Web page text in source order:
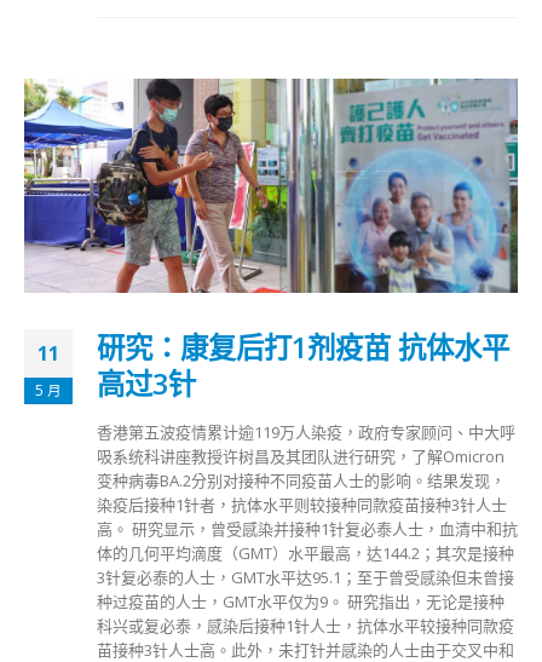
11
5 月
研究：康复后打1剂疫苗 抗体水平
高过3针
香港第五波疫情累计逾119万人染疫，政府专家顾问、中大呼
吸系统科讲座教授许树昌及其团队进行研究，了解Omicron
变种病毒BA.2分别对接种不同疫苗人士的影响。结果发现，
染疫后接种1针者，抗体水平则较接种同款疫苗接种3针人士
高。 研究显示，曾受感染并接种1针复必泰人士，血清中和抗
体的几何平均滴度（GMT）水平最高，达144.2；其次是接种
3针复必泰的人士，GMT水平达95.1；至于曾受感染但未曾接
种过疫苗的人士，GMT水平仅为9。 研究指出，无论是接种
科兴或复必泰，感染后接种1针人士，抗体水平较接种同款疫
苗接种3针人士高。此外，未打针并感染的人士由于交叉中和